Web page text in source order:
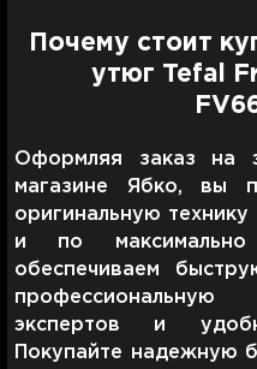
Почему стоит
утюг Tefal
Оформляя заказ на
магазине Ябко, вы
оригинальную
и по
обеспечиваем
экспертов и
Покупайте надежную